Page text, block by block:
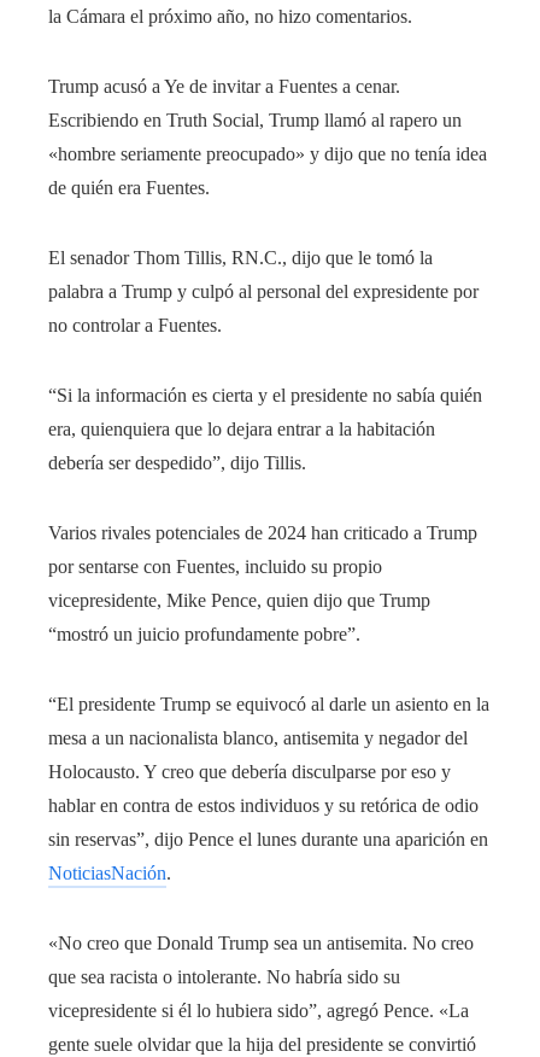
la Cámara el próximo año, no hizo comentarios.
Trump acusó a Ye de invitar a Fuentes a cenar.
Escribiendo en Truth Social, Trump llamó al rapero un
«hombre seriamente preocupado» y dijo que no tenía idea
de quién era Fuentes.
El senador Thom Tillis, RN.C., dijo que le tomó la
palabra a Trump y culpó al personal del expresidente por
no controlar a Fuentes.
“Si la información es cierta y el presidente no sabía quién
era, quienquiera que lo dejara entrar a la habitación
debería ser despedido”, dijo Tillis.
Varios rivales potenciales de 2024 han criticado a Trump
por sentarse con Fuentes, incluido su propio
vicepresidente, Mike Pence, quien dijo que Trump
“mostró un juicio profundamente pobre”.
“El presidente Trump se equivocó al darle un asiento en la
mesa a un nacionalista blanco, antisemita y negador del
Holocausto. Y creo que debería disculparse por eso y
hablar en contra de estos individuos y su retórica de odio
sin reservas”, dijo Pence el lunes durante una aparición en
NoticiasNación.
«No creo que Donald Trump sea un antisemita. No creo
que sea racista o intolerante. No habría sido su
vicepresidente si él lo hubiera sido”, agregó Pence. «La
gente suele olvidar que la hija del presidente se convirtió